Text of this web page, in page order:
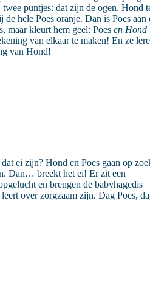
puntjes: dat zijn de ogen. Hond
hele Poes oranje. Dan is Poes
maar kleurt hem geel: Poes en Hond
van elkaar te maken! En ze
van Hond!
ei zijn? Hond en Poes gaan op
Dan… breekt het ei! Er zit een
en brengen de babyhagedis
over zorgzaam zijn. Dag Poes,